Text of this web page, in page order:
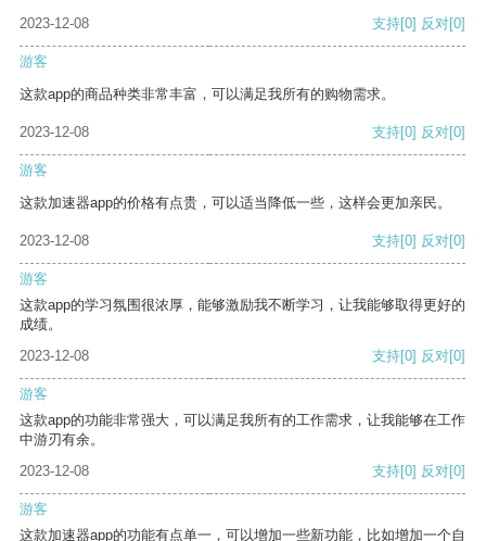
2023-12-08 支持[0] 反对[0]
游客
这款app的商品种类非常丰富，可以满足我所有的购物需求。
2023-12-08 支持[0] 反对[0]
游客
这款加速器app的价格有点贵，可以适当降低一些，这样会更加亲民。
2023-12-08 支持[0] 反对[0]
游客
这款app的学习氛围很浓厚，能够激励我不断学习，让我能够取得更好的
成绩。
2023-12-08
支持[0] 反对[0]
游客
这款app的功能非常强大，可以满足我所有的工作需求，让我能够在工作
中游刃有余。
2023-12-08
支持[0] 反对[0]
游客
这款加速器app的功能有点单一，可以增加一些新功能，比如增加一个自